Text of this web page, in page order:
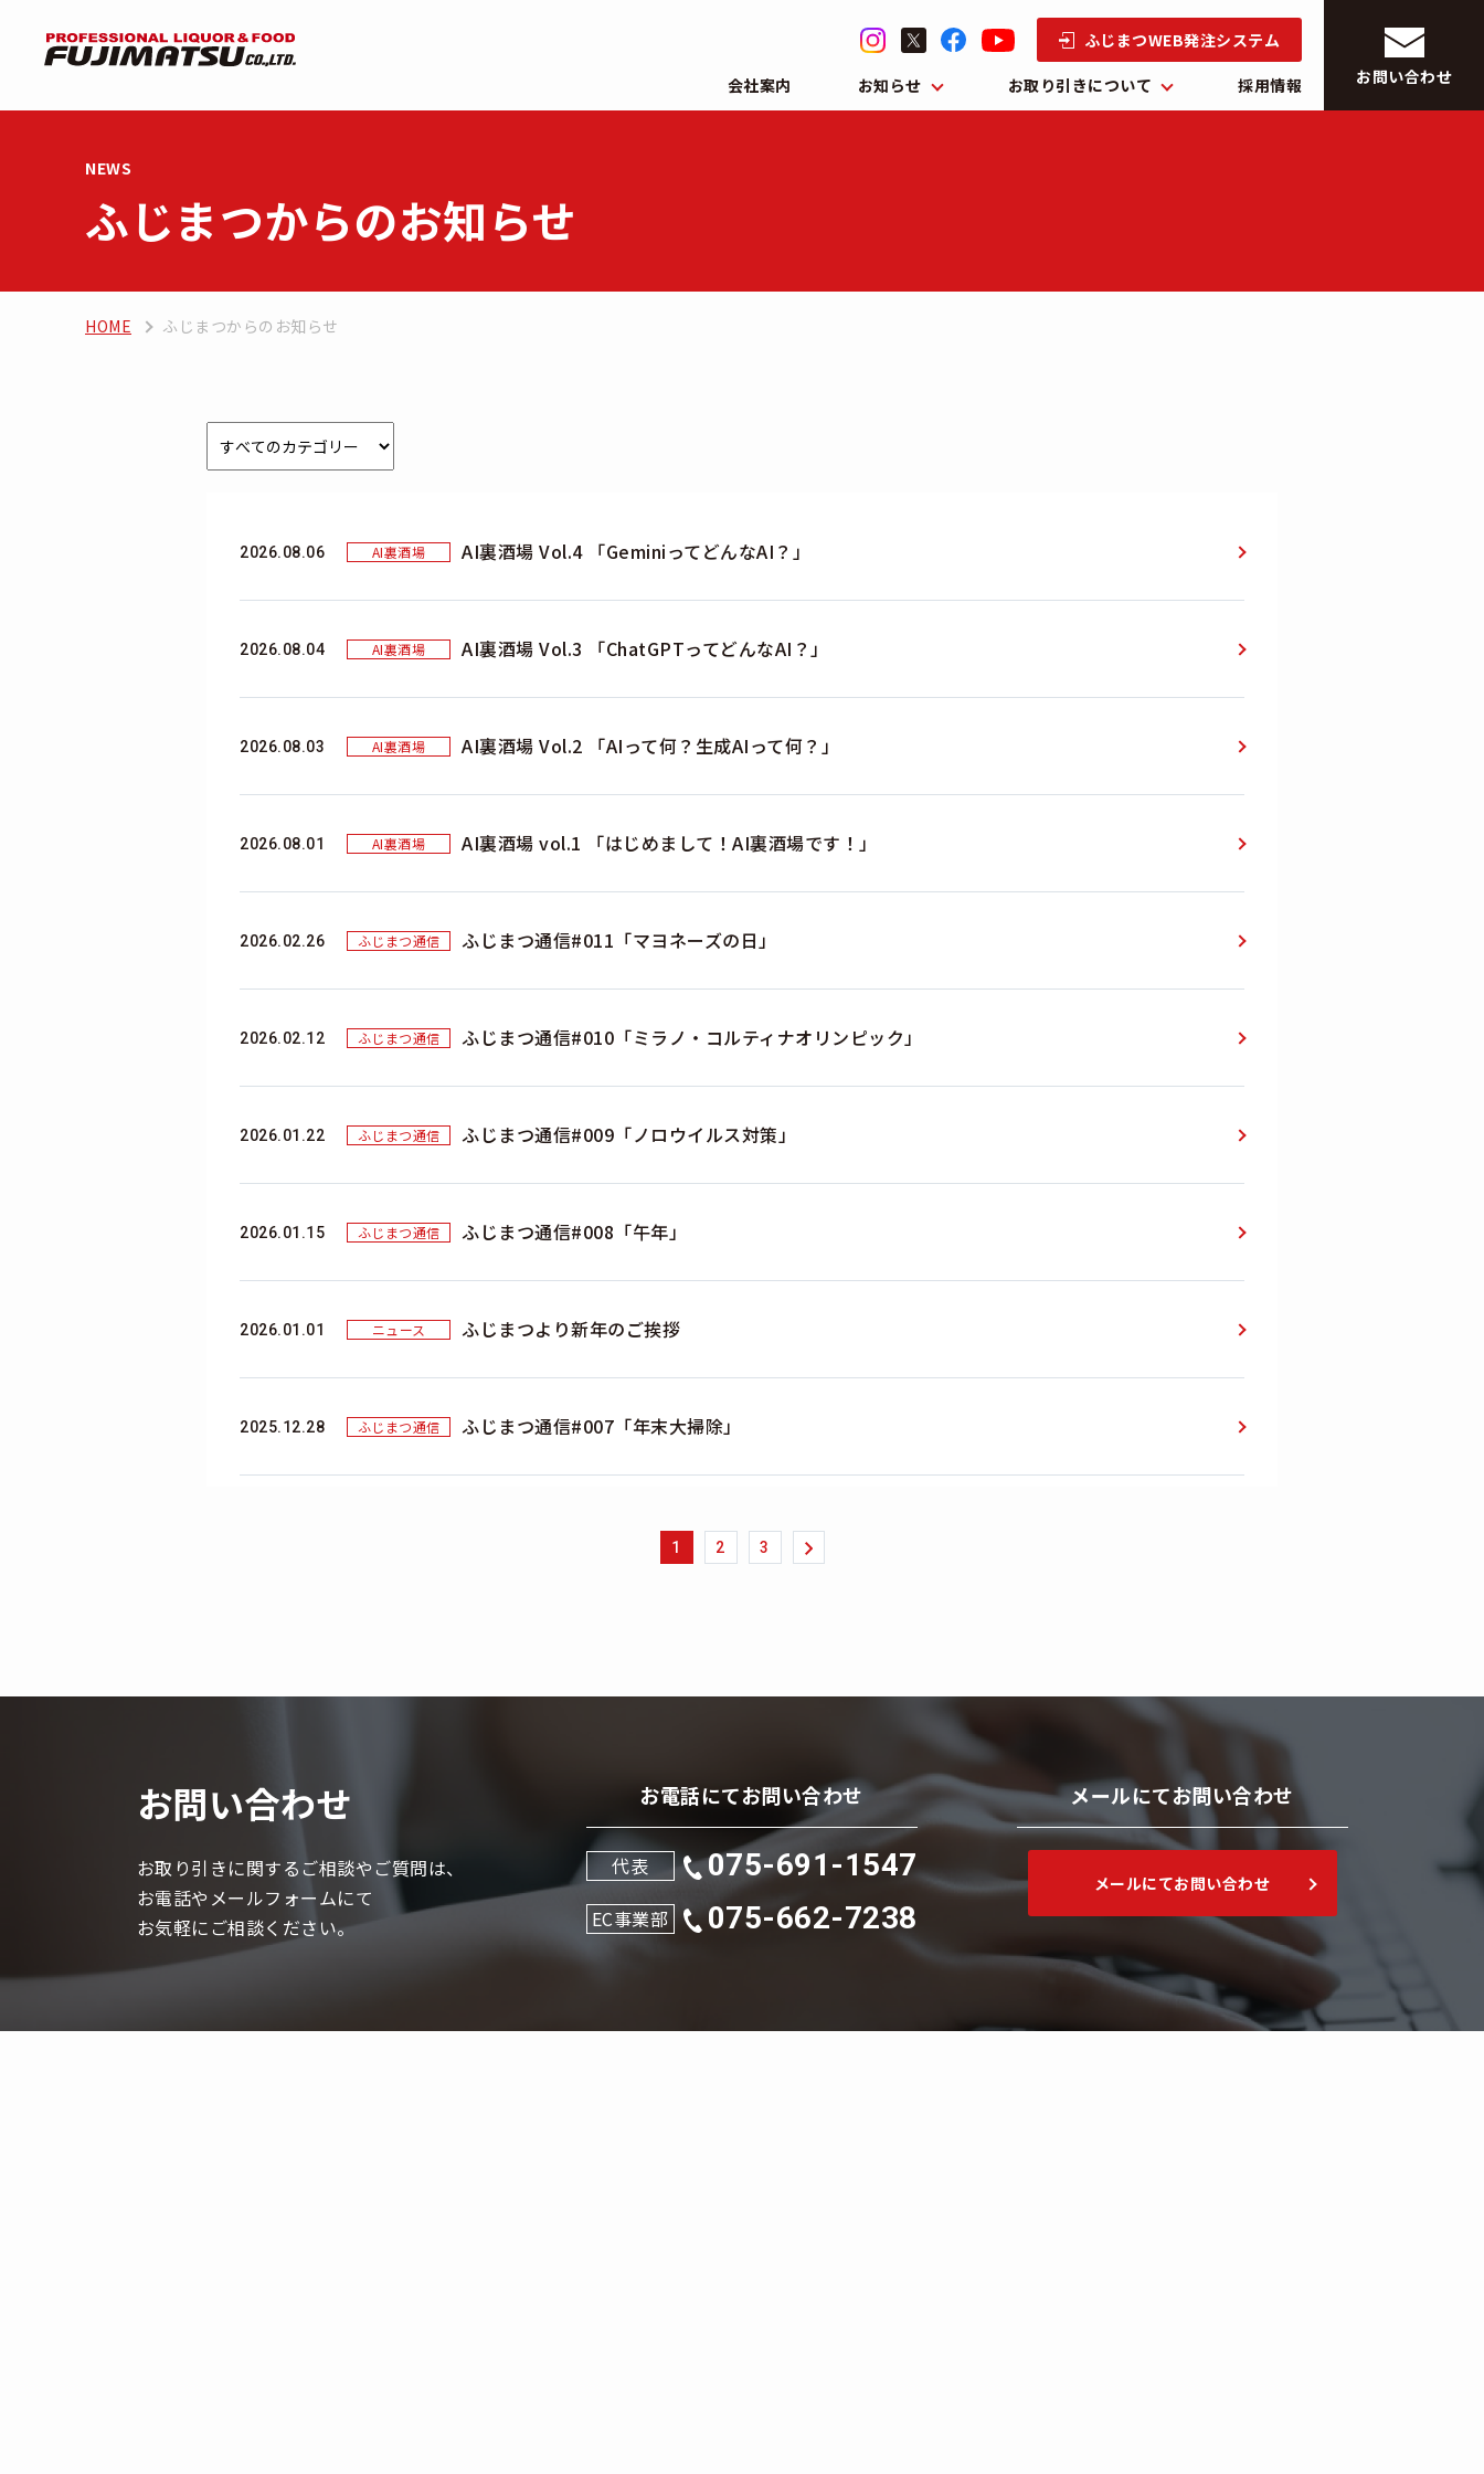
ふじまつWEB発注システム
会社案内 お知らせ お取り引きについて 採用情報 お問い合わせ
NEWS
ふじまつからのお知らせ
HOME ふじまつからのお知らせ
2026.08.06 AI裏酒場 AI裏酒場 Vol.4 「GeminiってどんなAI？」
2026.08.04 AI裏酒場 AI裏酒場 Vol.3 「ChatGPTってどんなAI？」
2026.08.03 AI裏酒場 AI裏酒場 Vol.2 「AIって何？生成AIって何？」
2026.08.01 AI裏酒場 AI裏酒場 vol.1 「はじめまして！AI裏酒場です！」
2026.02.26 ふじまつ通信 ふじまつ通信#011「マヨネーズの日」
2026.02.12 ふじまつ通信 ふじまつ通信#010「ミラノ・コルティナオリンピック」
2026.01.22 ふじまつ通信 ふじまつ通信#009「ノロウイルス対策」
2026.01.15 ふじまつ通信 ふじまつ通信#008「午年」
2026.01.01 ニュース ふじまつより新年のご挨拶
2025.12.28 ふじまつ通信 ふじまつ通信#007「年末大掃除」
1 2 3
お問い合わせ
お取り引きに関するご相談やご質問は、
お電話やメールフォームにて
お気軽にご相談ください。
お電話にてお問い合わせ
代表 075-691-1547
EC事業部 075-662-7238
メールにてお問い合わせ
メールにてお問い合わせ